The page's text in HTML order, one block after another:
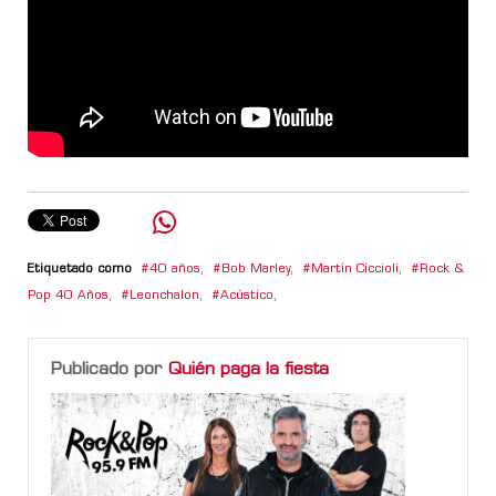
Etiquetado como 40 años, Bob Marley, Martín Ciccioli, Rock &
Pop 40 Años, Leonchalon, Acústico,
Publicado por Quién paga la fiesta